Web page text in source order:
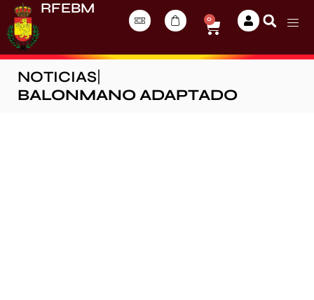
RFEBM
0
NOTICIAS
BALONMANO ADAPTADO